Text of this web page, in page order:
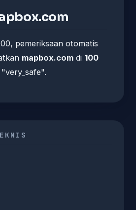
pemeriksaan otomatis
mapbox.com di 100